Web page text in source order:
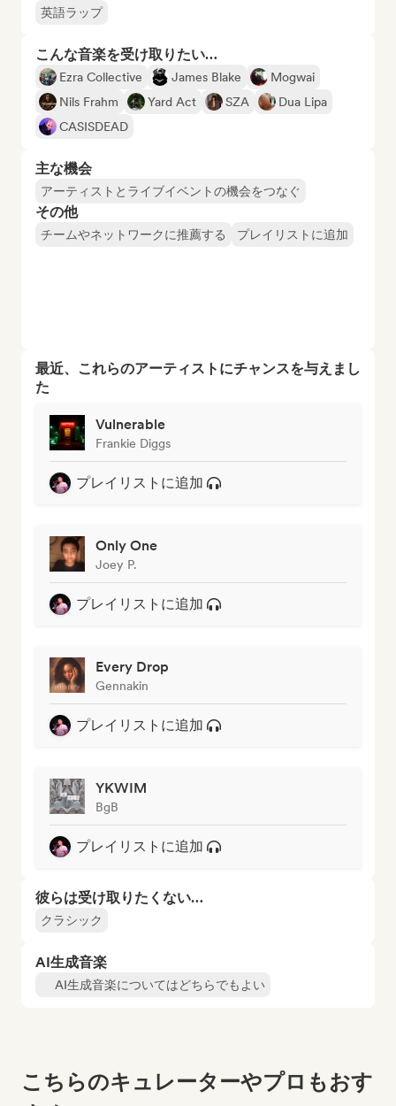
英語ラップ
こんな音楽を受け取りたい…
Ezra Collective James Blake
Mogwai
Nils Frahm
Yard Act SZA
Dua Lipa
CASISDEAD
主な機会
アーティストとライブイベントの機会をつなぐ
その他
チームやネットワークに推薦する プレイリストに追加
最近、これらのアーティストにチャンスを与えまし
た
Vulnerable
Frankie Diggs
プレイリストに追加
Only One
Joey P.
プレイリストに追加
Every Drop
Gennakin
プレイリストに追加
YKWIM
BgB
プレイリストに追加
彼らは受け取りたくない…
クラシック
AI生成音楽
AI生成音楽についてはどちらでもよい
こちらのキュレーターやプロもおす